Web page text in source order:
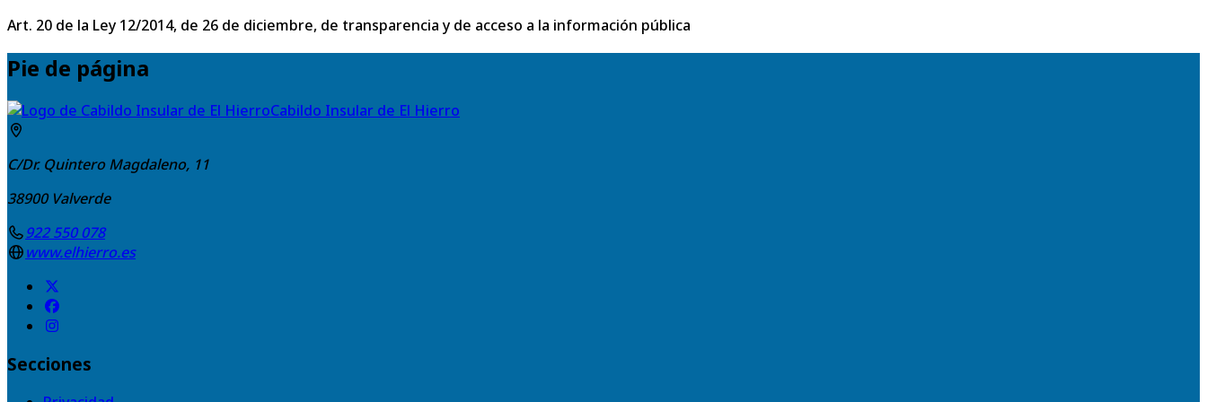
Art. 20 de la Ley 12/2014, de 26 de diciembre, de transparencia y de acceso a la información pública
Pie de página
Cabildo Insular de El Hierro
C/Dr. Quintero Magdaleno, 11
38900 Valverde
922 550 078
www.elhierro.es
Secciones